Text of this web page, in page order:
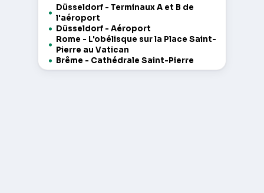
Düsseldorf - Terminaux A et B de
l'aéroport
Düsseldorf - Aéroport
Rome - L'obélisque sur la Place Saint-
Pierre au Vatican
Brême - Cathédrale Saint-Pierre